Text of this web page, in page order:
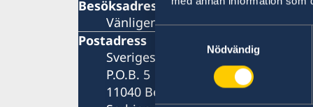
Samtyckesval
Nödvändig
Besöksadress
Vänligen boka ditt besök per
Postadress
Sveriges ambassad
P.O.B. 5
11040 Belgrad